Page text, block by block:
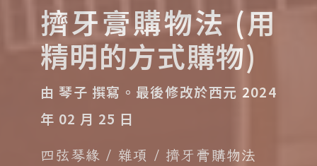
擠牙膏購物法 (用
精明的方式購物)
由 琴子 撰寫。 最後修改於西元 2024
年 02 月 25 日
四弦琴緣 雜項 擠牙膏購物法